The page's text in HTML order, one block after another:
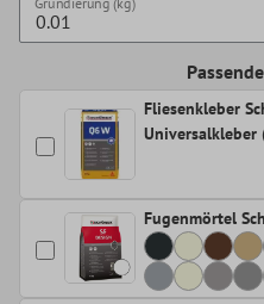
Fliesenkleber
Universalkleber
Fugenmörtel